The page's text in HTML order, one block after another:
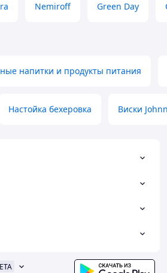
Nemiroff Green Day
напитки и продукты питания
Настойка бехеровка Виски